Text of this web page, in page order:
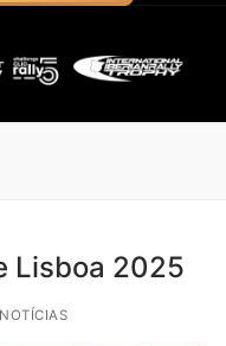
Lisboa 2025
NOTÍCIAS